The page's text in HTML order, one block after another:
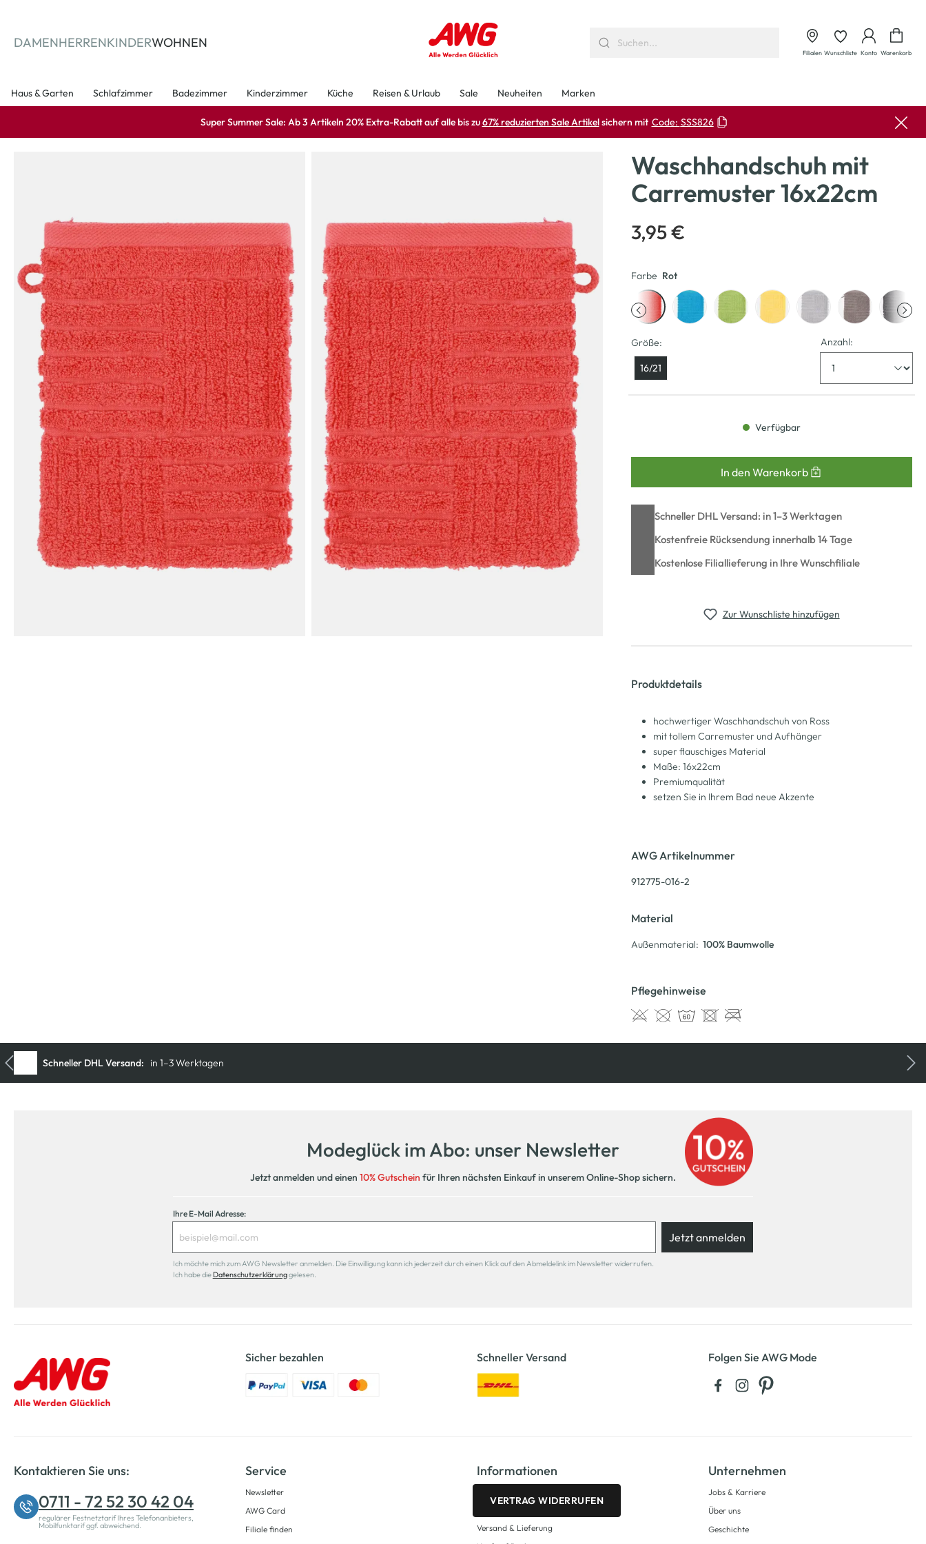
DAMENHERRENKINDERWOHNEN
Filialen Wunschliste Konto Warenkorb
Haus & Garten Schlafzimmer Badezimmer Kinderzimmer Küche Reisen & Urlaub Sale Neuheiten Marken
Super Summer Sale: Ab 3 Artikeln 20% Extra-Rabatt auf alle bis zu67% reduzierten Sale Artikelsichern mit Code: SSS826
Waschhandschuh mit
Carremuster 16x22cm
3,95 €
Farbe Rot
Größe:
16/21
Anzahl:
Verfügbar
In den Warenkorb
Schneller DHL Versand: in 1–3 Werktagen
Kostenfreie Rücksendung innerhalb 14 Tage
Kostenlose Filiallieferung in Ihre Wunschfiliale
Zur Wunschliste hinzufügen
Produktdetails
hochwertiger Waschhandschuh von Ross
mit tollem Carremuster und Aufhänger
super flauschiges Material
Maße: 16x22cm
Premiumqualität
setzen Sie in Ihrem Bad neue Akzente
AWG Artikelnummer
912775-016-2
Material
Außenmaterial: 100% Baumwolle
Pflegehinweise
Modeglück im Abo: unser Newsletter
Jetzt anmelden und einen 10% Gutschein für Ihren nächsten Einkauf in unserem Online-Shop sichern.
Ihre E-Mail Adresse:
Jetzt anmelden
Ich möchte mich zum AWG Newsletter anmelden. Die Einwilligung kann ich jederzeit durch einen Klick auf den Abmeldelink im Newsletter widerrufen.
Ich habe die Datenschutzerklärunggelesen.
Sicher bezahlen Schneller Versand Folgen Sie AWG Mode
Kontaktieren Sie uns:
0711 - 72 52 30 42 04
regulärer Festnetztarif Ihres Telefonanbieters,
Mobilfunktarif ggf. abweichend.
Service
Newsletter
AWG Card
Filiale finden
Informationen
VERTRAG WIDERRUFEN
Versand & Lieferung
Unternehmen
Jobs & Karriere
Über uns
Geschichte